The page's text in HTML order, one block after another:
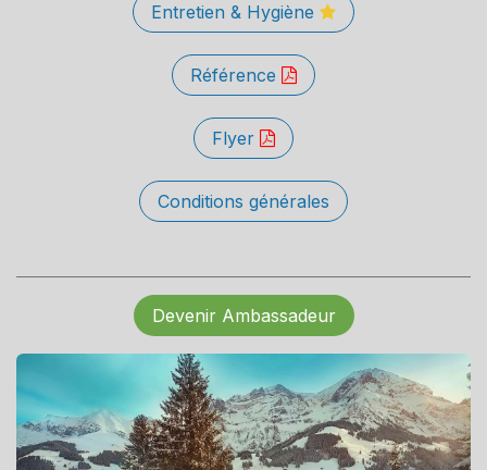
Entretien & Hygiène
Référence
Flyer
Conditions générales
Devenir Ambassadeur